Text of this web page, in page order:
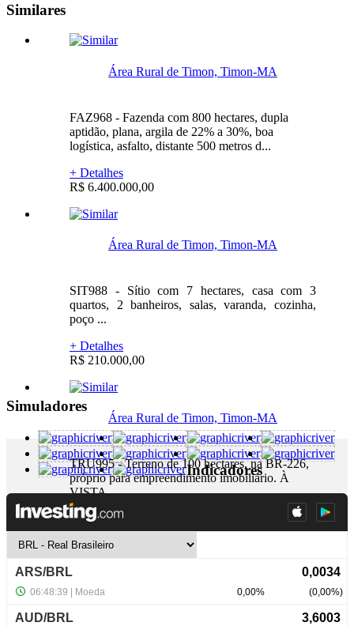
Similares
Área Rural de Timon, Timon-MA
FAZ968 - Fazenda com 800 hectares, dupla
aptidão, plana, argila de 22% a 30%, boa
logística, asfalto, distante 500 metros d...
+ Detalhes
R$ 6.400.000,00
Área Rural de Timon, Timon-MA
SIT988 - Sítio com 7 hectares, casa com 3
quartos, 2 banheiros, salas, varanda, cozinha,
poço ...
+ Detalhes
R$ 210.000,00
Área Rural de Timon, Timon-MA
TRU995 - Terreno de 100 hectares, na BR-226,
próprio para empreendimento imobiliário. À
VISTA.
+ Detalhes
R$ 2.000.000,00
Simuladores
Indicadores